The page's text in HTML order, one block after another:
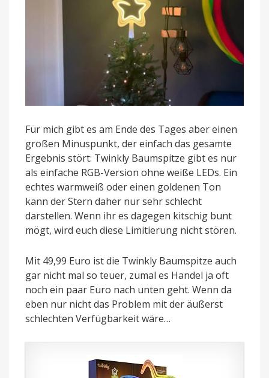
Für mich gibt es am Ende des Tages aber einen
großen Minuspunkt, der einfach das gesamte
Ergebnis stört: Twinkly Baumspitze gibt es nur
als einfache RGB-Version ohne weiße LEDs. Ein
echtes warmweiß oder einen goldenen Ton
kann der Stern daher nur sehr schlecht
darstellen. Wenn ihr es dagegen kitschig bunt
mögt, wird euch diese Limitierung nicht stören.
Mit 49,99 Euro ist die Twinkly Baumspitze auch
gar nicht mal so teuer, zumal es Handel ja oft
noch ein paar Euro nach unten geht. Wenn da
eben nur nicht das Problem mit der äußerst
schlechten Verfügbarkeit wäre…